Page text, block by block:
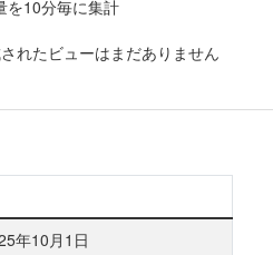
を10分毎に集計
れたビューはまだありません
年10月1日